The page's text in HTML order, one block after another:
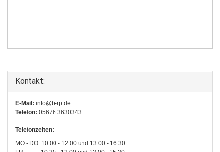
Kontakt:
E-Mail: info@b-rp.de
Telefon: 05676 3630343
Telefonzeiten:
MO - DO: 10:00 - 12:00 und 13:00 - 16:30